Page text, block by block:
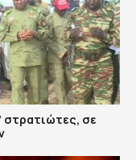
στρατιώτες, σε